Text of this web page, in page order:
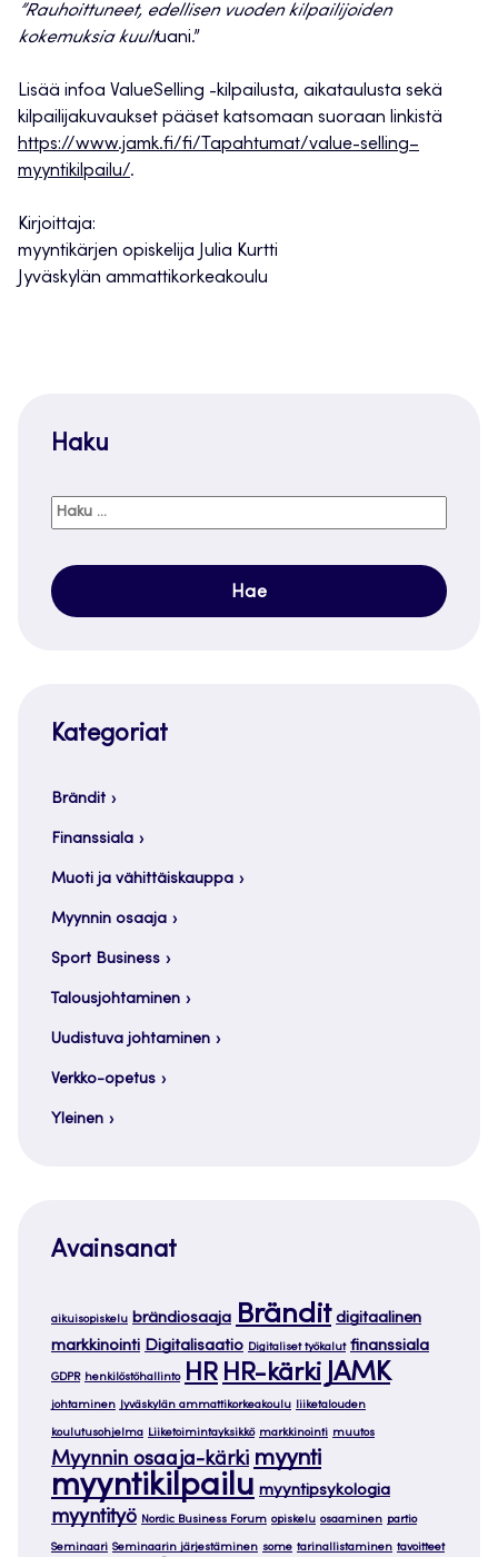
”Rauhoittuneet, edellisen vuoden kilpailijoiden
kokemuksia kuultuani.”
Lisää infoa ValueSelling -kilpailusta, aikataulusta sekä
kilpailijakuvaukset pääset katsomaan suoraan linkistä
https://www.jamk.fi/fi/Tapahtumat/value-selling–
myyntikilpailu/.
Kirjoittaja:
myyntikärjen opiskelija Julia Kurtti
Jyväskylän ammattikorkeakoulu
Haku
Haku:
Kategoriat
Brändit
Finanssiala
Muoti ja vähittäiskauppa
Myynnin osaaja
Sport Business
Talousjohtaminen
Uudistuva johtaminen
Verkko-opetus
Yleinen
Avainsanat
aikuisopiskelu brändiosaaja Brändit digitaalinen
markkinointi Digitalisaatio Digitaliset työkalut finanssiala
GDPR henkilöstöhallinto HR HR-kärki JAMK
johtaminen Jyväskylän ammattikorkeakoulu liiketalouden
koulutusohjelma Liiketoimintayksikkö markkinointi muutos
Myynnin osaaja-kärki myynti
myyntikilpailu myyntipsykologia
myyntityö Nordic Business Forum opiskelu osaaminen partio
Seminaari Seminaarin järjestäminen some tarinallistaminen tavoitteet